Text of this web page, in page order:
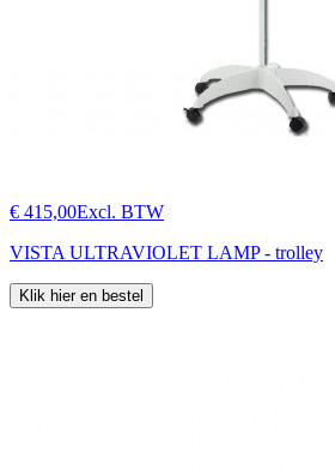
€ 415,00Excl. BTW
VISTA ULTRAVIOLET LAMP - trolley
Klik hier en bestel